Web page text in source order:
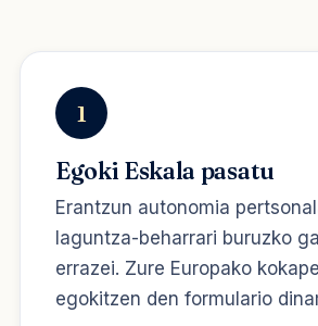
1
Egoki Eskala pasatu
Erantzun autonomia
laguntza-beharrari buruzko
errazei. Zure Europako
egokitzen den formulario